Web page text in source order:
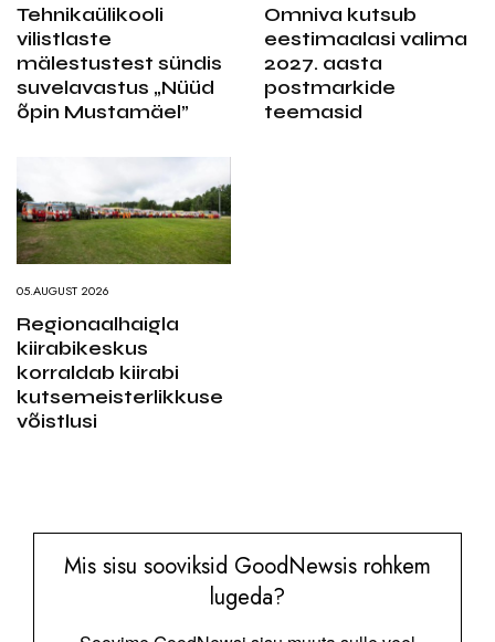
Tehnikaülikooli
vilistlaste
mälestustest sündis
suvelavastus „Nüüd
õpin Mustamäel”
Omniva kutsub
eestimaalasi valima
2027. aasta
postmarkide
teemasid
05.AUGUST 2026
Regionaalhaigla
kiirabikeskus
korraldab kiirabi
kutsemeisterlikkuse
võistlusi
Mis sisu sooviksid GoodNewsis rohkem
lugeda?